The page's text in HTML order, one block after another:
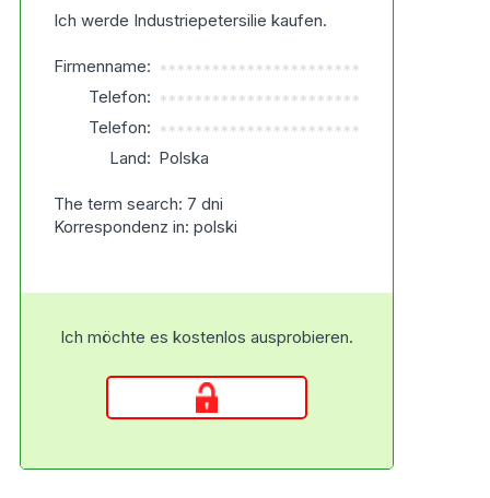
Ich werde Industriepetersilie kaufen.
Firmenname: ***********************
Telefon: ***********************
Telefon: ***********************
Land: Polska
The term search: 7 dni
Korrespondenz in: polski
Ich möchte es kostenlos ausprobieren.